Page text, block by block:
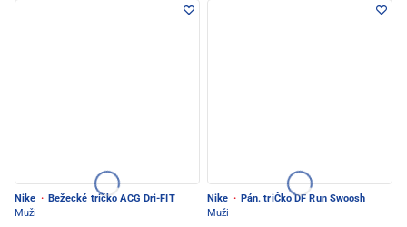
Nike · Bežecké tričko ACG Dri-FIT
Muži
Nike · Pán. triČko DF Run Swoosh
Muži